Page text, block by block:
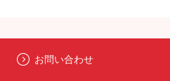
お問い合わせ